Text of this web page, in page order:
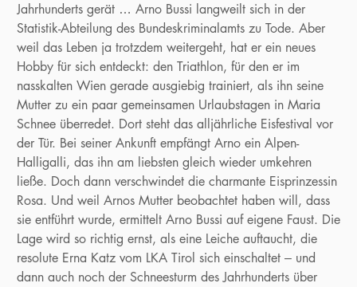
Jahrhunderts gerät … Arno Bussi langweilt sich in der
Statistik-Abteilung des Bundeskriminalamts zu Tode. Aber
weil das Leben ja trotzdem weitergeht, hat er ein neues
Hobby für sich entdeckt: den Triathlon, für den er im
nasskalten Wien gerade ausgiebig trainiert, als ihn seine
Mutter zu ein paar gemeinsamen Urlaubstagen in Maria
Schnee überredet. Dort steht das alljährliche Eisfestival vor
der Tür. Bei seiner Ankunft empfängt Arno ein Alpen-
Halligalli, das ihn am liebsten gleich wieder umkehren
ließe. Doch dann verschwindet die charmante Eisprinzessin
Rosa. Und weil Arnos Mutter beobachtet haben will, dass
sie entführt wurde, ermittelt Arno Bussi auf eigene Faust. Die
Lage wird so richtig ernst, als eine Leiche auftaucht, die
resolute Erna Katz vom LKA Tirol sich einschaltet – und
dann auch noch der Schneesturm des Jahrhunderts über